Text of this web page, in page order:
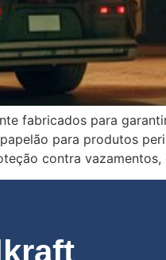
fabricados para
para produtos
contra